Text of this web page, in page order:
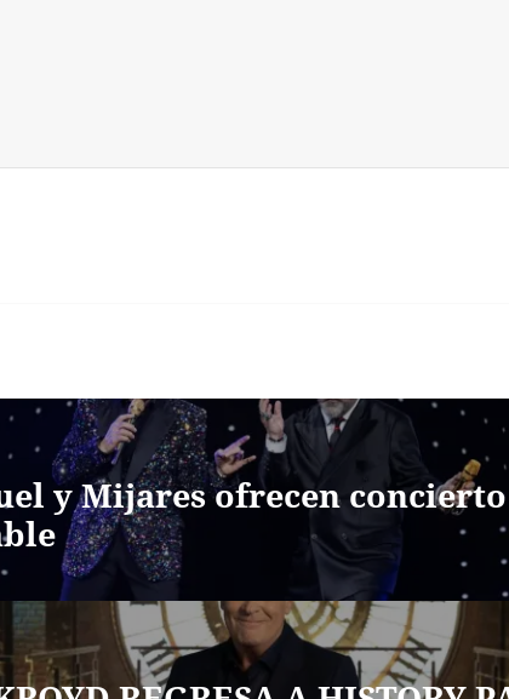
y Mijares ofrecen concierto